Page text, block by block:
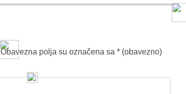
Obavezna polja su označena sa * (obavezno)